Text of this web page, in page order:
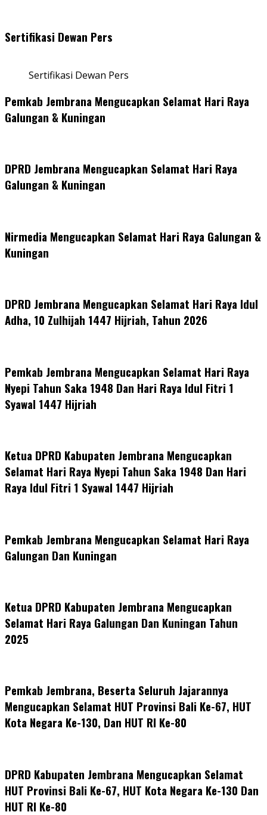
Sertifikasi Dewan Pers
Sertifikasi Dewan Pers
Pemkab Jembrana Mengucapkan Selamat Hari Raya
Galungan & Kuningan
DPRD Jembrana Mengucapkan Selamat Hari Raya
Galungan & Kuningan
Nirmedia Mengucapkan Selamat Hari Raya Galungan &
Kuningan
DPRD Jembrana Mengucapkan Selamat Hari Raya Idul
Adha, 10 Zulhijah 1447 Hijriah, Tahun 2026
Pemkab Jembrana Mengucapkan Selamat Hari Raya
Nyepi Tahun Saka 1948 Dan Hari Raya Idul Fitri 1
Syawal 1447 Hijriah
Ketua DPRD Kabupaten Jembrana Mengucapkan
Selamat Hari Raya Nyepi Tahun Saka 1948 Dan Hari
Raya Idul Fitri 1 Syawal 1447 Hijriah
Pemkab Jembrana Mengucapkan Selamat Hari Raya
Galungan Dan Kuningan
Ketua DPRD Kabupaten Jembrana Mengucapkan
Selamat Hari Raya Galungan Dan Kuningan Tahun
2025
Pemkab Jembrana, Beserta Seluruh Jajarannya
Mengucapkan Selamat HUT Provinsi Bali Ke-67, HUT
Kota Negara Ke-130, Dan HUT RI Ke-80
DPRD Kabupaten Jembrana Mengucapkan Selamat
HUT Provinsi Bali Ke-67, HUT Kota Negara Ke-130 Dan
HUT RI Ke-80